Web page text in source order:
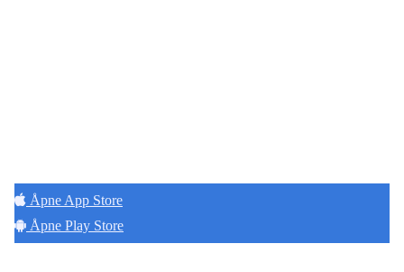
Åpne App Store
Åpne Play Store